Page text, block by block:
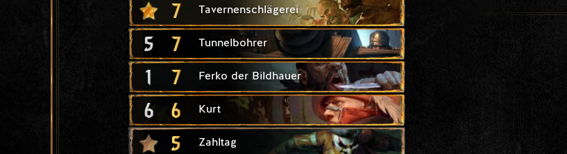
7 Tavernenschlägerei
5 7 Tunnelbohrer
1 7 Ferko der Bildhauer
6 6 Kurt
5 Zahltag